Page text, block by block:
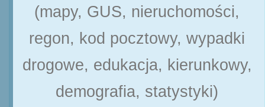
(mapy, GUS, nieruchomości,
regon, kod pocztowy, wypadki
drogowe, edukacja, kierunkowy,
demografia, statystyki)